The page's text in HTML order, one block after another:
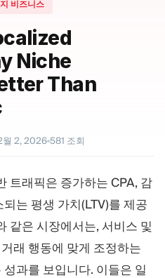
비즈니스
Niche
Than
월 2, 2026 581 조회
트래픽은 증가하는 CPA, 감
되는 평생 가치(LTV)를 제공
같은 시장에서는, 서비스 및
래 행동에 맞게 조정하는
과를 보입니다. 이들은 일
바이너리 옵션
거래소 및 청산
백오피스
더보기
회사 소개
팀